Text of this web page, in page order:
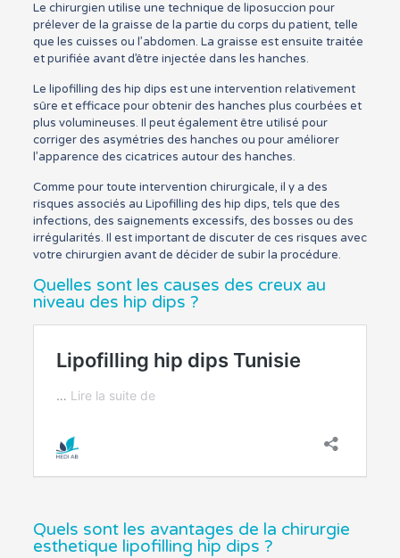
Le chirurgien utilise une technique de liposuccion pour
prélever de la graisse de la partie du corps du patient, telle
que les cuisses ou l’abdomen. La graisse est ensuite traitée
et purifiée avant d’être injectée dans les hanches.
Le lipofilling des hip dips est une intervention relativement
sûre et efficace pour obtenir des hanches plus courbées et
plus volumineuses. Il peut également être utilisé pour
corriger des asymétries des hanches ou pour améliorer
l’apparence des cicatrices autour des hanches.
Comme pour toute intervention chirurgicale, il y a des
risques associés au Lipofilling des hip dips, tels que des
infections, des saignements excessifs, des bosses ou des
irrégularités. Il est important de discuter de ces risques avec
votre chirurgien avant de décider de subir la procédure.
Quelles sont les causes des creux au
niveau des hip dips ?
Quels sont les avantages de la chirurgie
esthetique lipofilling hip dips ?